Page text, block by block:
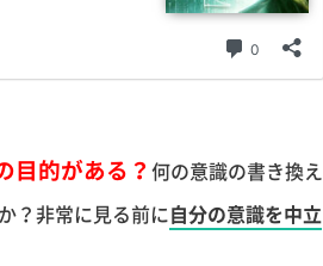
目的がある？ 何の意識の書き換え
？非常に見る前に自分の意識を中立